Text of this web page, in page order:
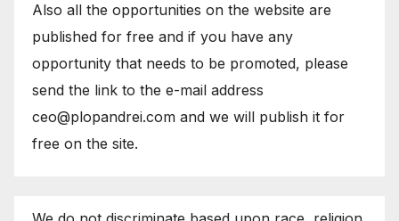
Also all the opportunities on the website are
published for free and if you have any
opportunity that needs to be promoted, please
send the link to the e-mail address
ceo@plopandrei.com and we will publish it for
free on the site.